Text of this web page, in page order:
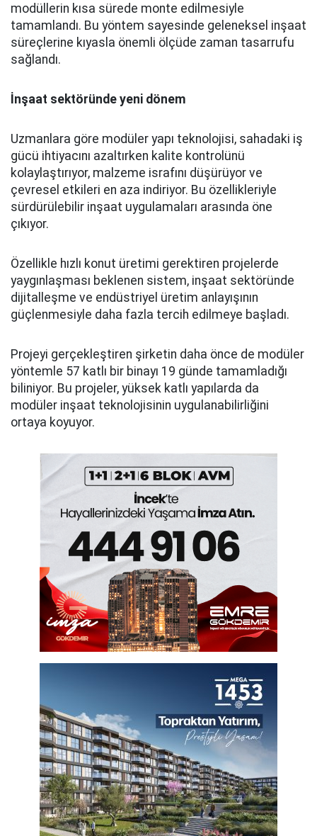
modüllerin kısa sürede monte edilmesiyle
tamamlandı. Bu yöntem sayesinde geleneksel inşaat
süreçlerine kıyasla önemli ölçüde zaman tasarrufu
sağlandı.
İnşaat sektöründe yeni dönem
Uzmanlara göre modüler yapı teknolojisi, sahadaki iş
gücü ihtiyacını azaltırken kalite kontrolünü
kolaylaştırıyor, malzeme israfını düşürüyor ve
çevresel etkileri en aza indiriyor. Bu özellikleriyle
sürdürülebilir inşaat uygulamaları arasında öne
çıkıyor.
Özellikle hızlı konut üretimi gerektiren projelerde
yaygınlaşması beklenen sistem, inşaat sektöründe
dijitalleşme ve endüstriyel üretim anlayışının
güçlenmesiyle daha fazla tercih edilmeye başladı.
Projeyi gerçekleştiren şirketin daha önce de modüler
yöntemle 57 katlı bir binayı 19 günde tamamladığı
biliniyor. Bu projeler, yüksek katlı yapılarda da
modüler inşaat teknolojisinin uygulanabilirliğini
ortaya koyuyor.